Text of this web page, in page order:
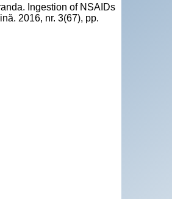
Ingestion of NSAIDs
2016, nr. 3(67), pp.